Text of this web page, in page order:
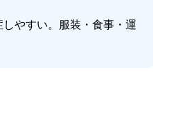
やすい。服装・食事・運